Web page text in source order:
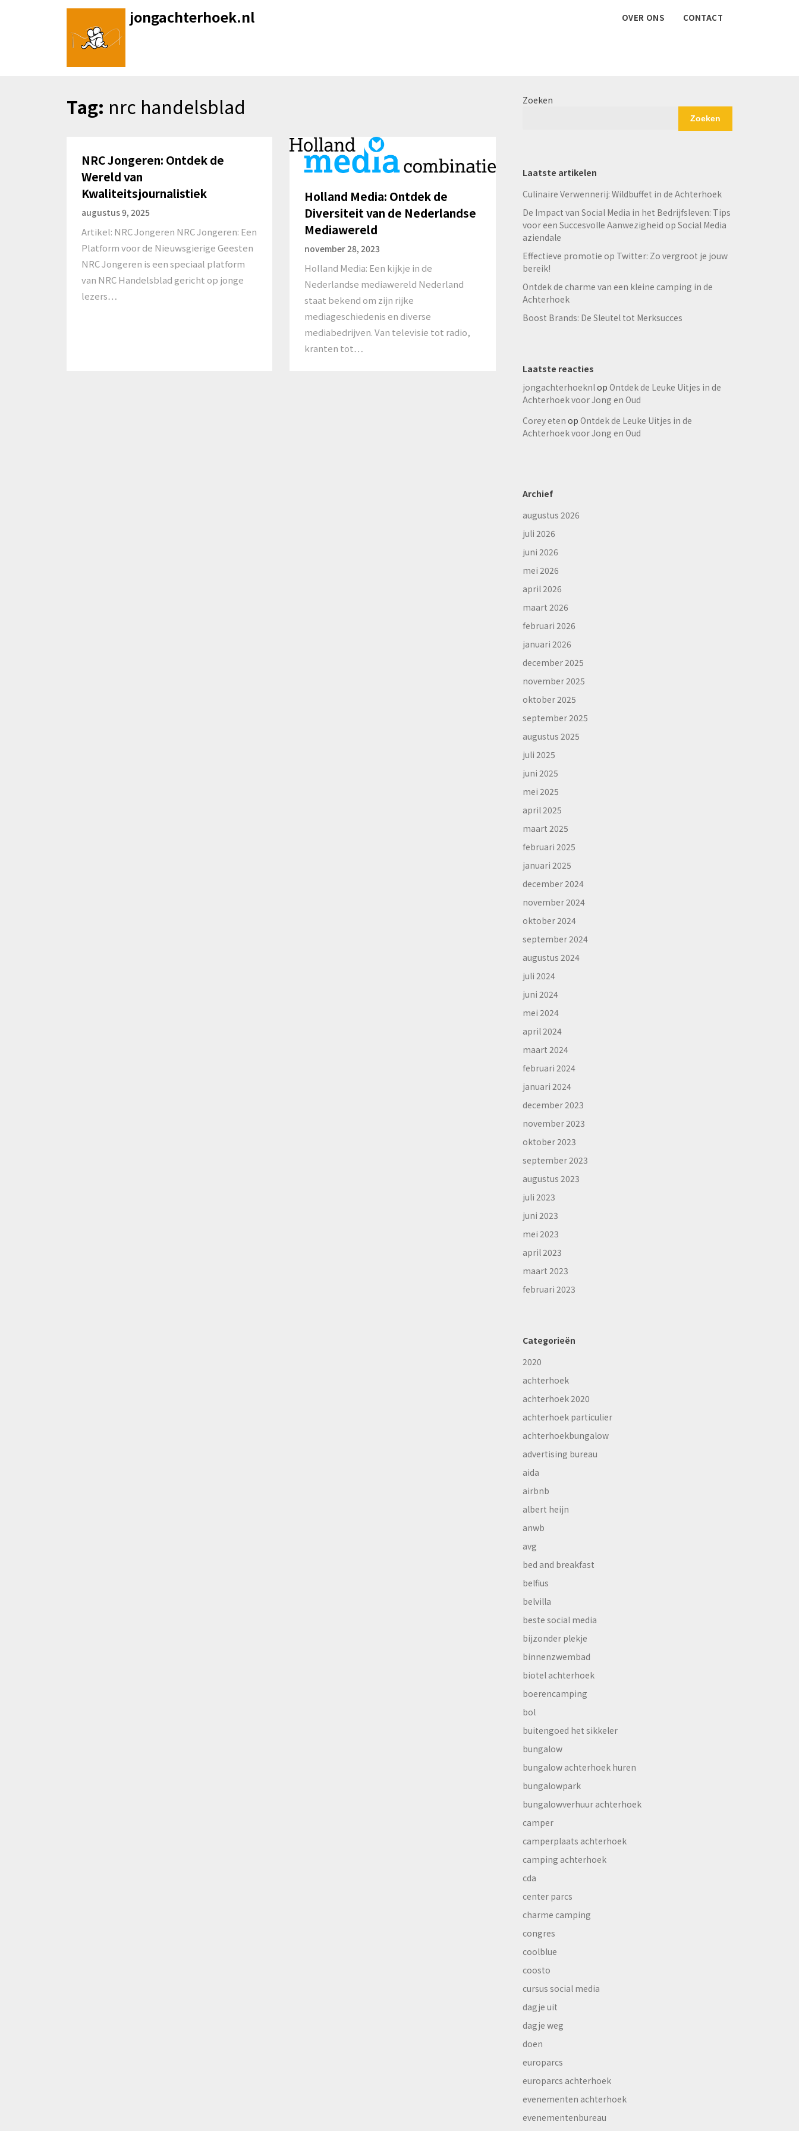
jongachterhoek.nl OVER ONS CONTACT
Tag: nrc handelsblad
NRC Jongeren: Ontdek de
Wereld van
Kwaliteitsjournalistiek
augustus 9, 2025
Artikel: NRC Jongeren NRC Jongeren: Een
Platform voor de Nieuwsgierige Geesten
NRC Jongeren is een speciaal platform
van NRC Handelsblad gericht op jonge
lezers…
Holland Media: Ontdek de
Diversiteit van de Nederlandse
Mediawereld
november 28, 2023
Holland Media: Een kijkje in de
Nederlandse mediawereld Nederland
staat bekend om zijn rijke
mediageschiedenis en diverse
mediabedrijven. Van televisie tot radio,
kranten tot…
Zoeken
Zoeken
Laatste artikelen
Culinaire Verwennerij: Wildbuffet in de Achterhoek
De Impact van Social Media in het Bedrijfsleven: Tips
voor een Succesvolle Aanwezigheid op Social Media
aziendale
Effectieve promotie op Twitter: Zo vergroot je jouw
bereik!
Ontdek de charme van een kleine camping in de
Achterhoek
Boost Brands: De Sleutel tot Merksucces
Laatste reacties
jongachterhoeknlop Ontdek de Leuke Uitjes in de
Achterhoek voor Jong en Oud
Corey eten op Ontdek de Leuke Uitjes in de
Achterhoek voor Jong en Oud
Archief
augustus 2026
juli 2026
juni 2026
mei 2026
april 2026
maart 2026
februari 2026
januari 2026
december 2025
november 2025
oktober 2025
september 2025
augustus 2025
juli 2025
juni 2025
mei 2025
april 2025
maart 2025
februari 2025
januari 2025
december 2024
november 2024
oktober 2024
september 2024
augustus 2024
juli 2024
juni 2024
mei 2024
april 2024
maart 2024
februari 2024
januari 2024
december 2023
november 2023
oktober 2023
september 2023
augustus 2023
juli 2023
juni 2023
mei 2023
april 2023
maart 2023
februari 2023
Categorieën
2020
achterhoek
achterhoek 2020
achterhoek particulier
achterhoekbungalow
advertising bureau
aida
airbnb
albert heijn
anwb
avg
bed and breakfast
belfius
belvilla
beste social media
bijzonder plekje
binnenzwembad
biotel achterhoek
boerencamping
bol
buitengoed het sikkeler
bungalow
bungalow achterhoek huren
bungalowpark
bungalowverhuur achterhoek
camper
camperplaats achterhoek
camping achterhoek
cda
center parcs
charme camping
congres
coolblue
coosto
cursus social media
dagje uit
dagje weg
doen
europarcs
europarcs achterhoek
evenementen achterhoek
evenementenbureau